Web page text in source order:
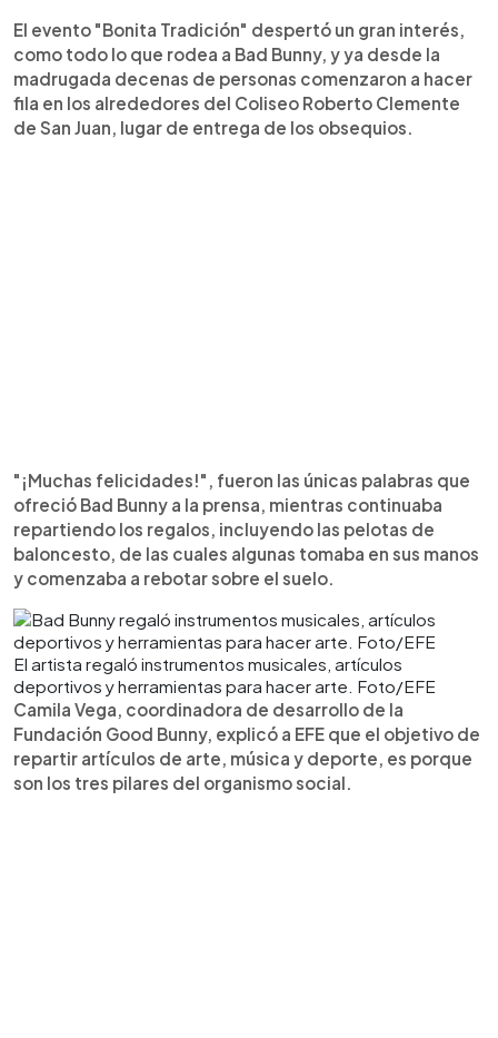
El evento "Bonita Tradición" despertó un gran interés,
como todo lo que rodea a Bad Bunny, y ya desde la
madrugada decenas de personas comenzaron a hacer
fila en los alrededores del Coliseo Roberto Clemente
de San Juan, lugar de entrega de los obsequios.
"¡Muchas felicidades!", fueron las únicas palabras que
ofreció Bad Bunny a la prensa, mientras continuaba
repartiendo los regalos, incluyendo las pelotas de
baloncesto, de las cuales algunas tomaba en sus manos
y comenzaba a rebotar sobre el suelo.
El artista regaló instrumentos musicales, artículos
deportivos y herramientas para hacer arte. Foto/EFE
Camila Vega, coordinadora de desarrollo de la
Fundación Good Bunny, explicó a EFE que el objetivo de
repartir artículos de arte, música y deporte, es porque
son los tres pilares del organismo social.